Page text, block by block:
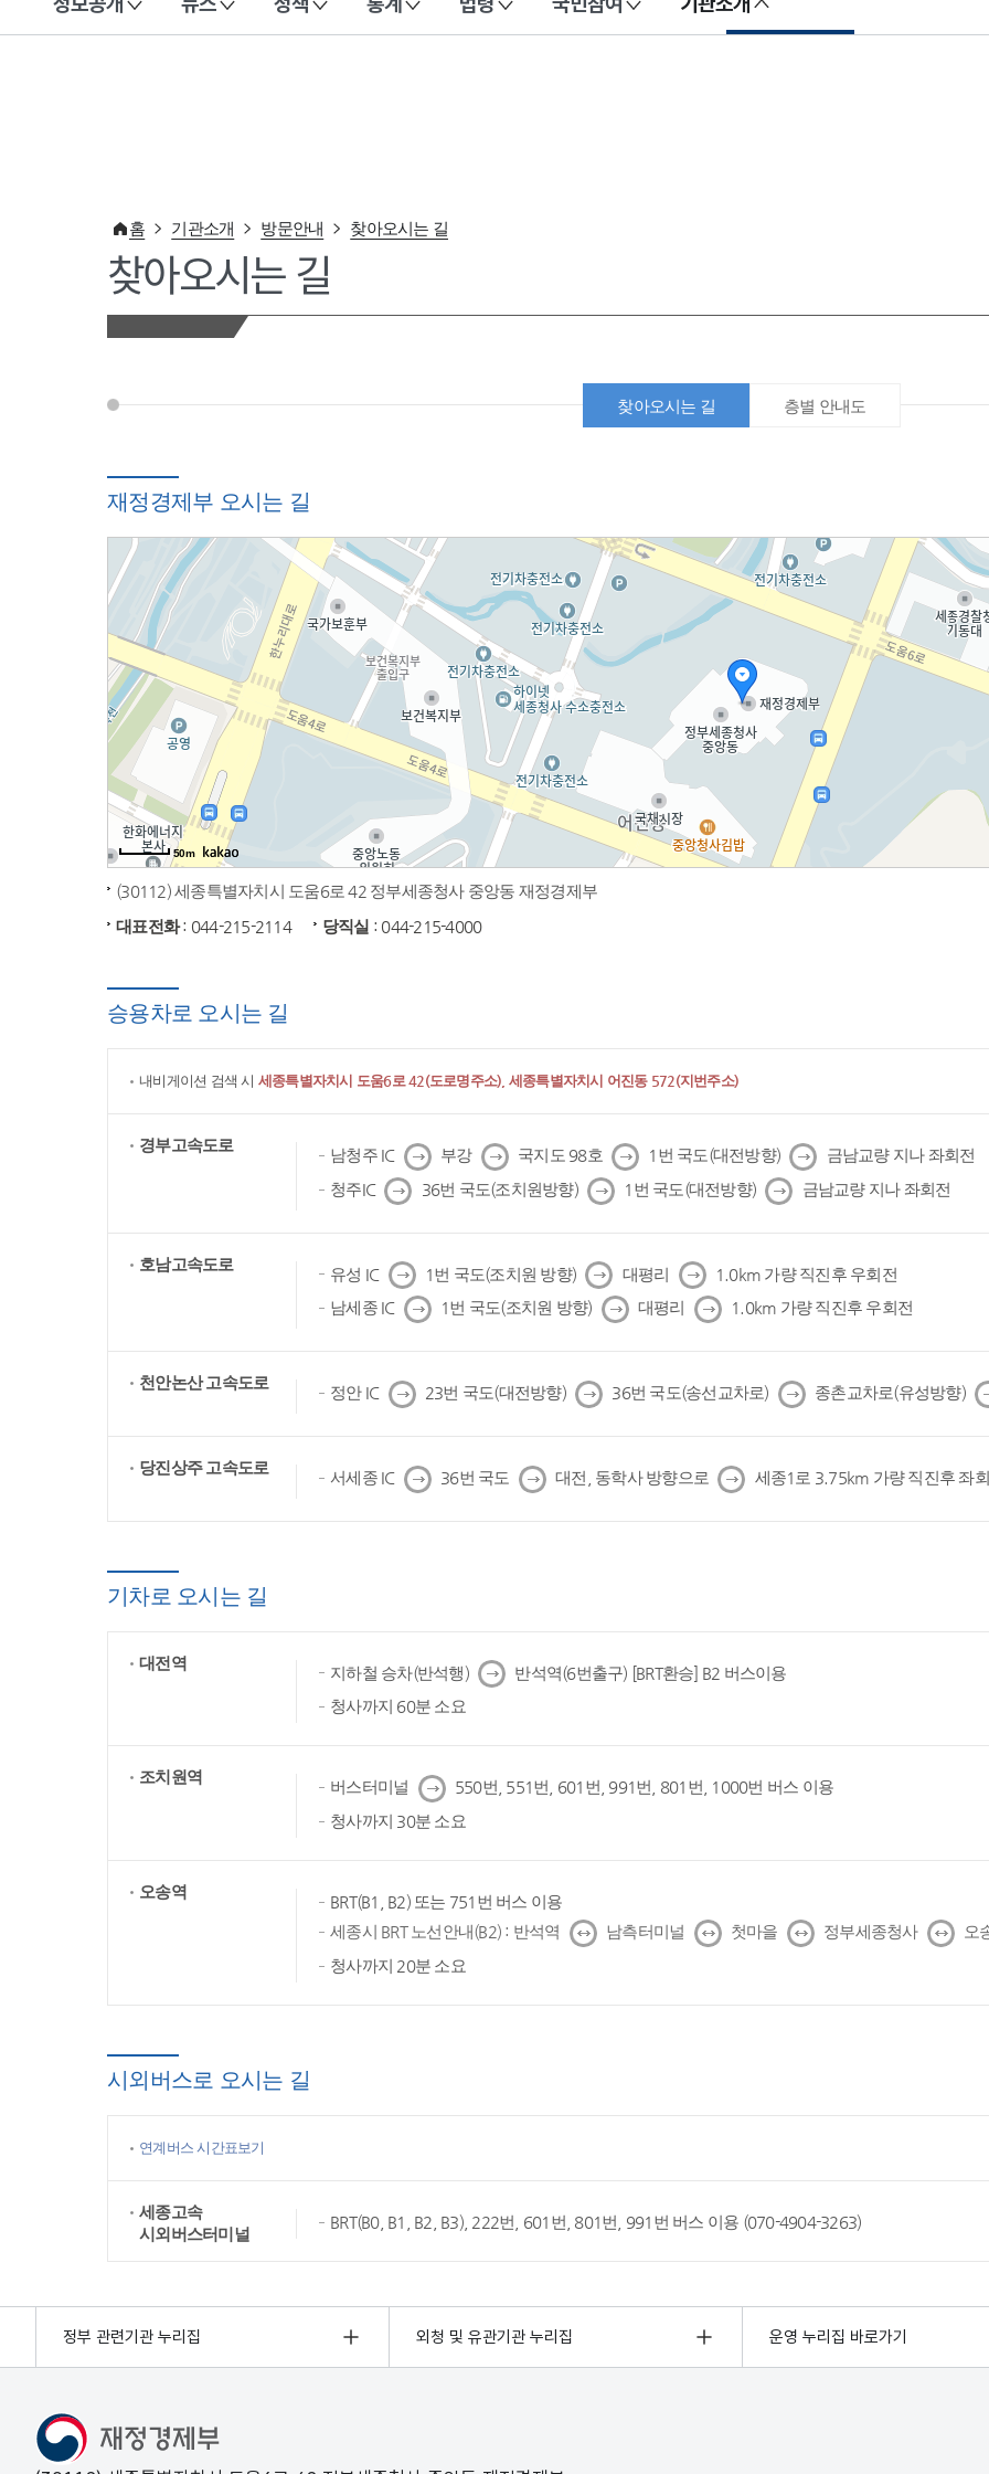
이 누리집은 대한민국 공식 전자정부 누리집입니다.
홈 기관소개 방문안내 찾아오시는 길
찾아오시는 길
찾아오시는 길 층별 안내도
재정경제부 오시는 길
50m
(30112) 세종특별자치시 도움6로 42 정부세종청사 중앙동 재정경제부
대표전화: 044-215-2114 당직실 : 044-215-4000
승용차로 오시는 길
내비게이션 검색 시 세종특별자치시 도움6로 42(도로명주소), 세종특별자치시 어진동 572(지번주소)
경부고속도로
남청주 IC 다
음
부강 다
음
국지도 98호 다
음
1번 국도(대전방향) 다
음
금남교량 지나 좌회전
청주IC 다
음
36번 국도(조치원방향) 다
음
1번 국도(대전방향) 다
음
금남교량 지나 좌회전
호남고속도로
유성 IC 다
음
1번 국도(조치원 방향) 다
음
대평리 다
음
1.0km 가량 직진후 우회전
남세종 IC 다
음
1번 국도(조치원 방향) 다
음
대평리 다
음
1.0km 가량 직진후 우회전
천안논산 고속도로
정안 IC 다
음
23번 국도(대전방향) 다
음
36번 국도(송선교차로) 다
음
종촌교차로(유성방향) 다
음
당진상주 고속도로
서세종 IC 다
음
36번 국도 다
음
대전, 동학사 방향으로 다
음
세종1로 3.75km 가량 직진후 좌
기차로 오시는 길
대전역
지하철 승차(반석행) 다
음
반석역(6번출구) [BRT환승] B2 버스이용
청사까지 60분 소요
조치원역
버스터미널 다
음
550번, 551번, 601번, 991번, 801번, 1000번 버스 이용
청사까지 30분 소요
오송역
BRT(B1, B2) 또는 751번 버스 이용
세종시 BRT 노선안내(B2) : 반석역 ↔ 남측터미널 ↔ 첫마을 ↔ 정부세종청사 ↔
오
청사까지 20분 소요
시외버스로 오시는 길
연계버스 시간표보기
세종고속
시외버스터미널
BRT(B0, B1, B2, B3), 222번, 601번, 801번, 991번 버스 이용 (070-4904-3263)
정부 관련기관 누리집 외청 및 유관기관 누리집 운영 누리집 바로가기